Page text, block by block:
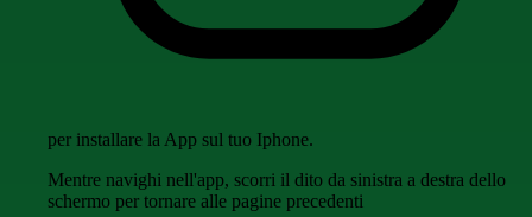
per installare la App sul tuo Iphone.
Mentre navighi nell'app, scorri il dito da sinistra a destra dello
schermo per tornare alle pagine precedenti